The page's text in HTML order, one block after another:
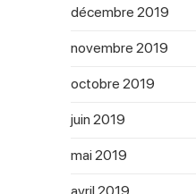
décembre 2019
novembre 2019
octobre 2019
juin 2019
mai 2019